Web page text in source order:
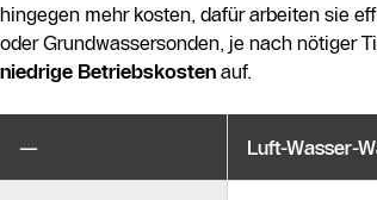
hingegen mehr kosten, dafür arbeiten sie
oder Grundwassersonden, je nach nötiger
niedrige Betriebskosten auf.
— Luft-Wasser-